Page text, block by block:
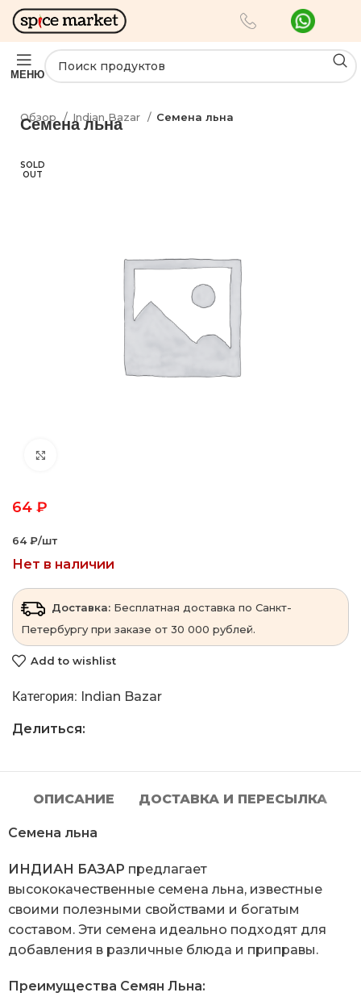
МЕНЮ
Обзор Indian Bazar Семена льна
Семена льна
SOLD
OUT
64 ₽
64 ₽‎/шт
Нет в наличии
Доставка: Бесплатная доставка по Санкт-
Петербургу при заказе от 30 000 рублей.
Add to wishlist
Категория: Indian Bazar
Делиться:
ОПИСАНИЕ ДОСТАВКА И ПЕРЕСЫЛКА
Семена льна
ИНДИАН БАЗАР предлагает
высококачественные семена льна, известные
своими полезными свойствами и богатым
составом. Эти семена идеально подходят для
добавления в различные блюда и приправы.
Преимущества Семян Льна: